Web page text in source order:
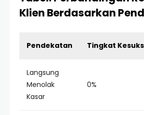
Klien Berdasarkan
Pendekatan Tingkat
Langsung
Menolak
Kasar
0%